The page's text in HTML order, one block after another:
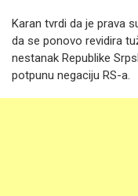
Karan tvrdi da je prava
da se ponovo revidira
nestanak Republike
potpunu negaciju RS-a.